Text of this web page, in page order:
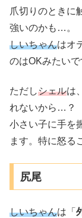
爪切りのときに
強いのかも…。
しいちゃんはオ
のはOKみたいで
ただしシェルは、
れないから…？
小さい子に手を
ます。特に怒る
尻尾
しいちゃんは「